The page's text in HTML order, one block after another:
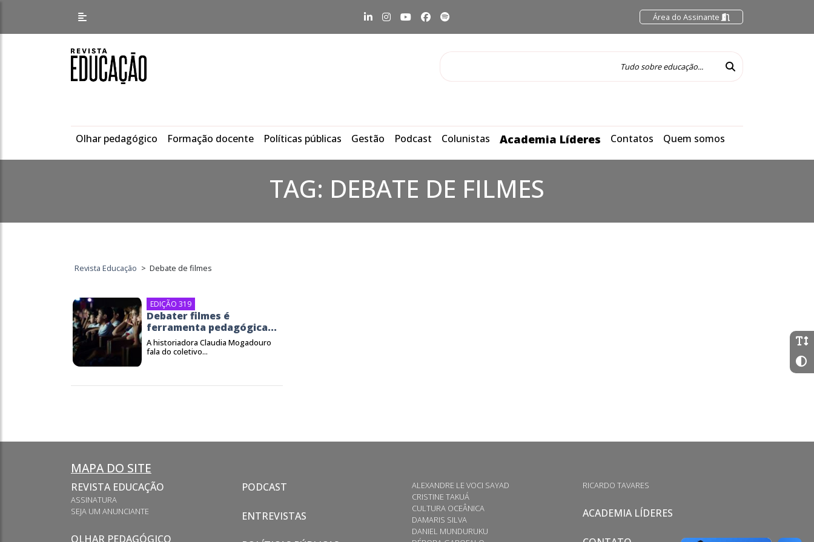
Área do Assinante
Olhar pedagógico Formação docente Políticas públicas Gestão Podcast Colunistas Academia Líderes Contatos Quem somos
TAG: DEBATE DE FILMES
Revista Educação > Debate de filmes
EDIÇÃO 319
Debater filmes é
ferramenta pedagógica...
A historiadora Claudia Mogadouro
fala do coletivo...
MAPA DO SITE
REVISTA EDUCAÇÃO
ASSINATURA
SEJA UM ANUNCIANTE
OLHAR PEDAGÓGICO
PODCAST
ENTREVISTAS
ALEXANDRE LE VOCI SAYAD
CRISTINE TAKUÁ
CULTURA OCEÂNICA
DAMARIS SILVA
DANIEL MUNDURUKU
RICARDO TAVARES
ACADEMIA LÍDERES